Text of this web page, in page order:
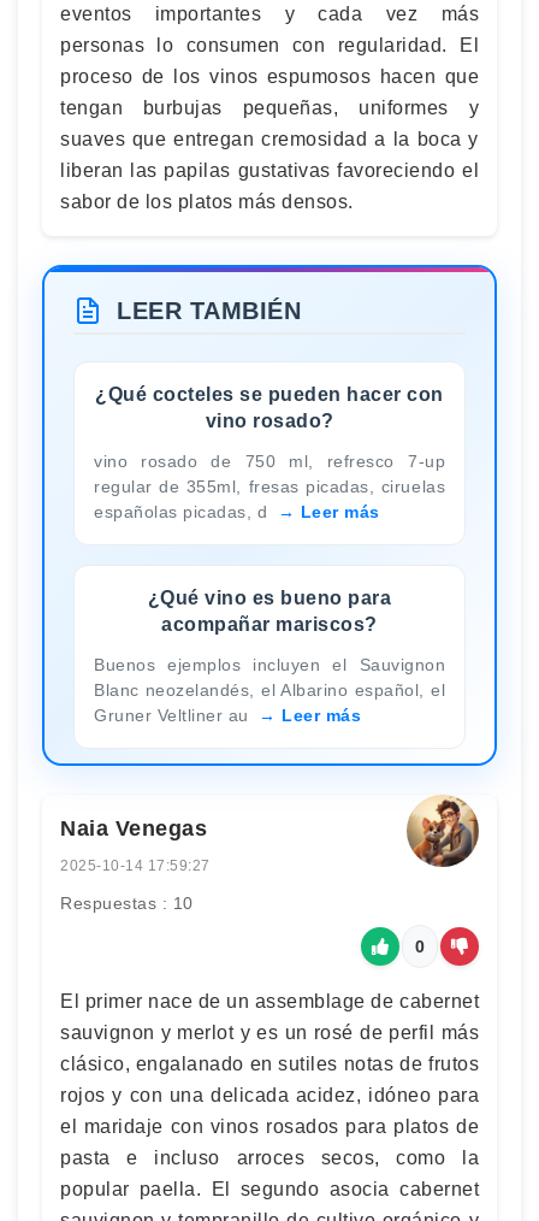
eventos importantes y cada vez más
personas lo consumen con regularidad. El
proceso de los vinos espumosos hacen que
tengan burbujas pequeñas, uniformes y
suaves que entregan cremosidad a la boca y
liberan las papilas gustativas favoreciendo el
sabor de los platos más densos.
LEER TAMBIÉN
¿Qué cocteles se pueden hacer con
vino rosado?
vino rosado de 750 ml, refresco 7-up
regular de 355ml, fresas picadas, ciruelas
españolas picadas, d
Leer más
¿Qué vino es bueno para
acompañar mariscos?
Buenos ejemplos incluyen el Sauvignon
Blanc neozelandés, el Albarino español, el
Gruner Veltliner au
Leer más
Naia Venegas
2025-10-14 17:59:27
Respuestas : 10
0
El primer nace de un assemblage de cabernet
sauvignon y merlot y es un rosé de perfil más
clásico, engalanado en sutiles notas de frutos
rojos y con una delicada acidez, idóneo para
el maridaje con vinos rosados para platos de
pasta e incluso arroces secos, como la
popular paella. El segundo asocia cabernet